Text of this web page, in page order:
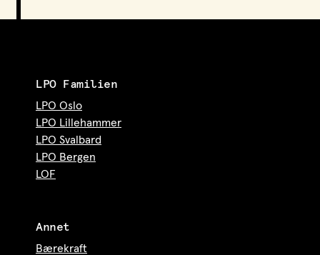
LPO Familien
LPO Oslo
LPO Lillehammer
LPO Svalbard
LPO Bergen
LOF
Annet
Bærekraft